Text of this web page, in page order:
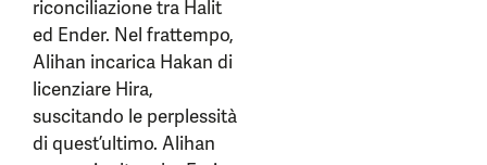
riconciliazione tra Halit
ed Ender. Nel frattempo,
Alihan incarica Hakan di
licenziare Hira,
suscitando le perplessità
di quest’ultimo. Alihan